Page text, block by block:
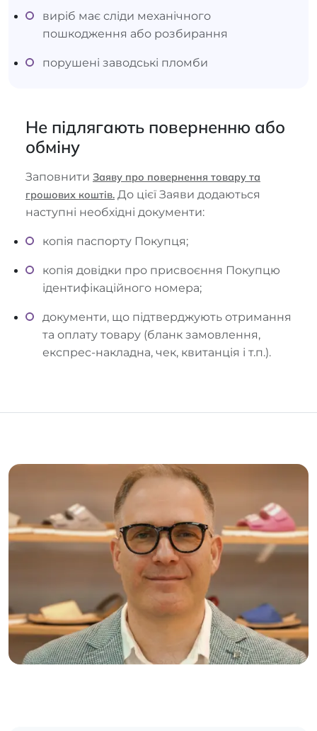
виріб має сліди механічного
пошкодження або розбирання
порушені заводські пломби
Не підлягають поверненню або
обміну
Заповнити Заяву про повернення товару та
грошових коштів. До цієї Заяви додаються
наступні необхідні документи:
копія паспорту Покупця;
копія довідки про присвоєння Покупцю
ідентифікаційного номера;
документи, що підтверджують отримання
та оплату товару (бланк замовлення,
експрес-накладна, чек, квитанція і т.п.).